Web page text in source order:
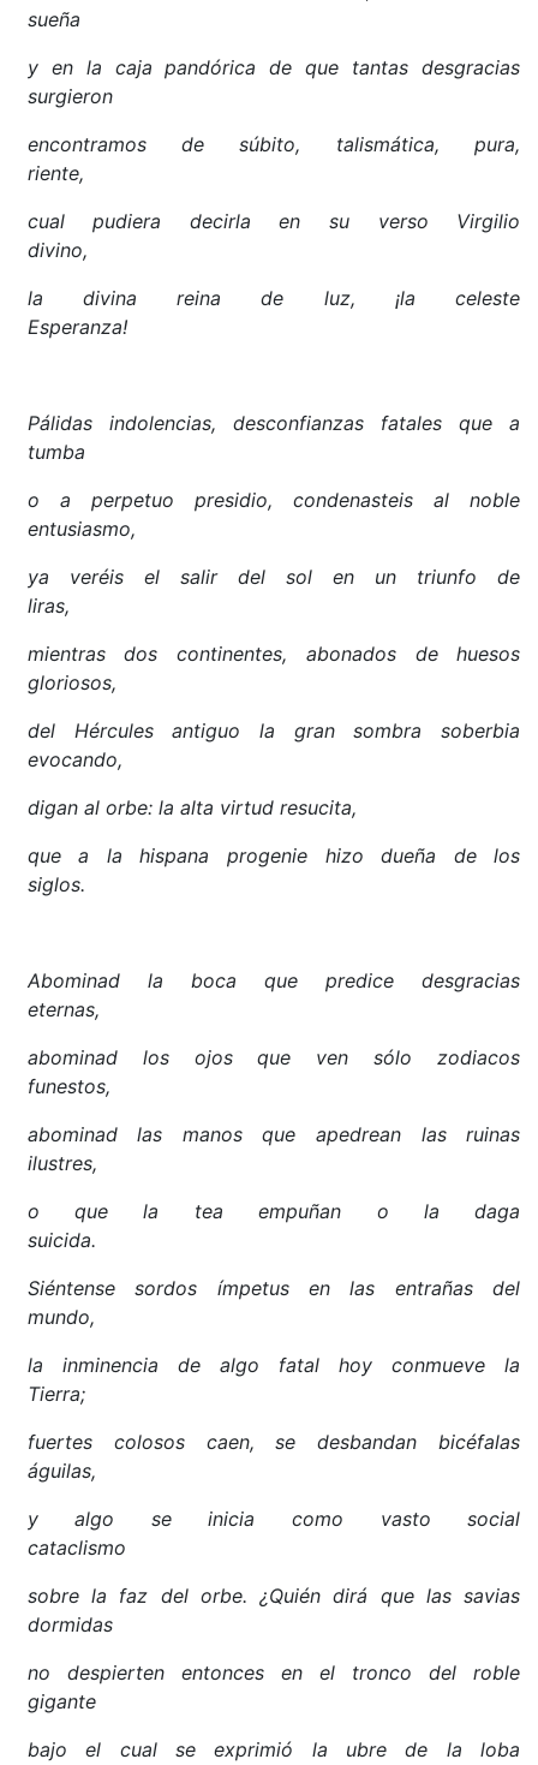
sueña
y en la caja pandórica de que tantas desgracias
surgieron
encontramos de súbito, talismática, pura,
riente,
cual pudiera decirla en su verso Virgilio
divino,
la divina reina de luz, ¡la celeste
Esperanza!
Pálidas indolencias, desconfianzas fatales que a
tumba
o a perpetuo presidio, condenasteis al noble
entusiasmo,
ya veréis el salir del sol en un triunfo de
liras,
mientras dos continentes, abonados de huesos
gloriosos,
del Hércules antiguo la gran sombra soberbia
evocando,
digan al orbe: la alta virtud resucita,
que a la hispana progenie hizo dueña de los
siglos.
Abominad la boca que predice desgracias
eternas,
abominad los ojos que ven sólo zodiacos
funestos,
abominad las manos que apedrean las ruinas
ilustres,
o que la tea empuñan o la daga
suicida.
Siéntense sordos ímpetus en las entrañas del
mundo,
la inminencia de algo fatal hoy conmueve la
Tierra;
fuertes colosos caen, se desbandan bicéfalas
águilas,
y algo se inicia como vasto social
cataclismo
sobre la faz del orbe. ¿Quién dirá que las savias
dormidas
no despierten entonces en el tronco del roble
gigante
bajo el cual se exprimió la ubre de la loba